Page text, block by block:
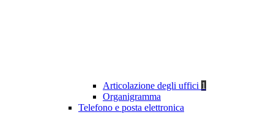
Articolazione degli uffici 1
Organigramma
Telefono e posta elettronica